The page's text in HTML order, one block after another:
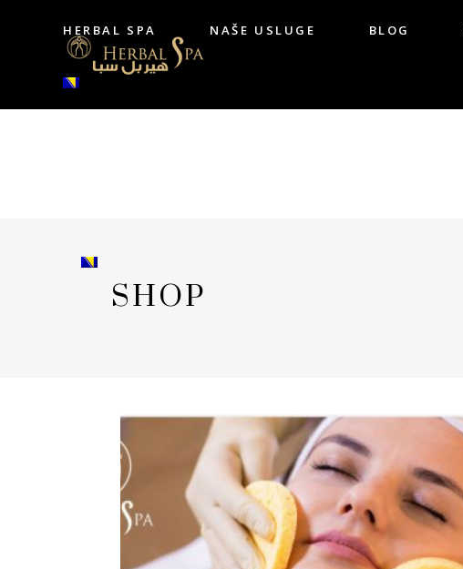
HERBAL SPA NAŠE USLUGE BLOG
SHOP